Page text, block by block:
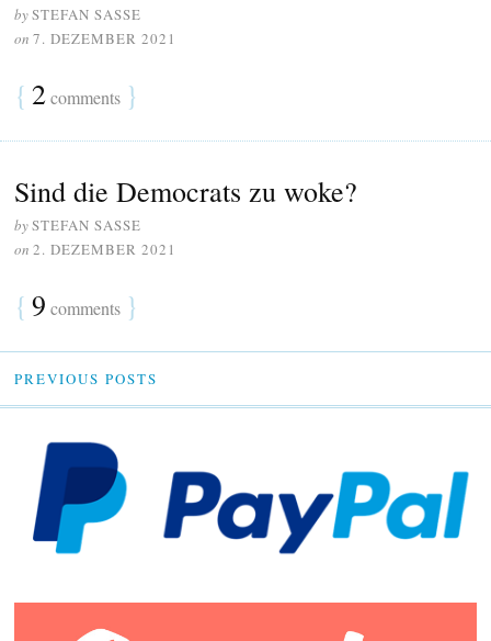
bySTEFAN SASSE
on 7. DEZEMBER 2021
{ 2comments }
Sind die Democrats zu woke?
bySTEFAN SASSE
on 2. DEZEMBER 2021
{ 9 comments }
PREVIOUS POSTS